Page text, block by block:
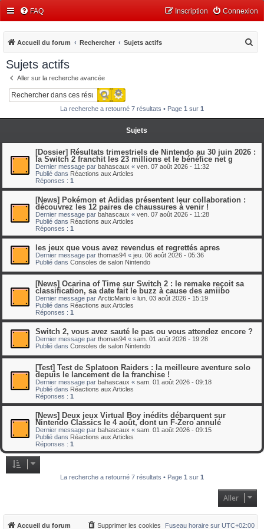
FAQ Connexion
Inscription
Accueil du forum Rechercher Sujets actifs
e
Sujets actifs
Aller sur la recherche avancée
Rechercher
Recherche avancée
La recherche a retourné 7 résultats • Page 1 sur 1
Sujets
[Dossier] Résultats trimestriels de Nintendo au 30 juin 2026 :
la Switch 2 franchit les 23 millions et le bénéfice net g
Dernier message par bahascaux « ven. 07 août 2026 - 11:32
Publié dans Réactions aux Articles
Réponses : 1
[News] Pokémon et Adidas présentent leur collaboration :
découvrez les 12 paires de chaussures à venir !
Dernier message par bahascaux « ven. 07 août 2026 - 11:28
Publié dans Réactions aux Articles
Réponses : 1
les jeux que vous avez revendus et regrettés apres
Dernier message par thomas94 « jeu. 06 août 2026 - 05:36
Publié dans Consoles de salon Nintendo
[News] Ocarina of Time sur Switch 2 : le remake reçoit sa
classification, sa date fait le buzz à cause des amiibo
Dernier message par ArcticMario « lun. 03 août 2026 - 15:19
Publié dans Réactions aux Articles
Réponses : 1
Switch 2, vous avez sauté le pas ou vous attendez encore ?
Dernier message par thomas94 « sam. 01 août 2026 - 19:28
Publié dans Consoles de salon Nintendo
[Test] Test de Splatoon Raiders : la meilleure aventure solo
depuis le lancement de la franchise !
Dernier message par bahascaux « sam. 01 août 2026 - 09:18
Publié dans Réactions aux Articles
Réponses : 1
[News] Deux jeux Virtual Boy inédits débarquent sur
Nintendo Classics le 4 août, dont un F-Zero annulé
Dernier message par bahascaux « sam. 01 août 2026 - 09:15
Publié dans Réactions aux Articles
Réponses : 1
La recherche a retourné 7 résultats • Page 1 sur 1
Aller
Accueil du forum Fuseau horaire sur UTC+02:00
Supprimer les cookies